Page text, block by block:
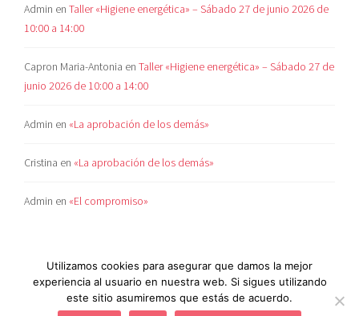
Admin enTaller «Higiene energética» – Sábado 27 de junio 2026 de
10:00 a 14:00
Capron Maria-Antonia enTaller «Higiene energética» – Sábado 27 de
junio 2026 de 10:00 a 14:00
Admin en «La aprobación de los demás»
Cristina en «La aprobación de los demás»
Admin en «El compromiso»
Utilizamos cookies para asegurar que damos la mejor
experiencia al usuario en nuestra web. Si sigues utilizando
este sitio asumiremos que estás de acuerdo.